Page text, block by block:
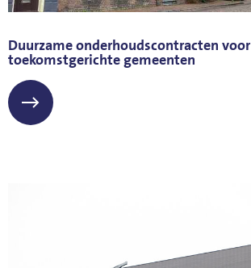
Duurzame onderhoudscontracten voor
toekomstgerichte gemeenten